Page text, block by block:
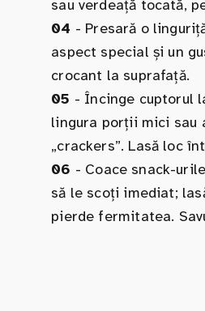
sau verdeață tocată,
04 - Presară o
aspect special și un
crocant la suprafață.
05 - Încinge cuptorul
lingura porții mici sau
„crackers”. Lasă loc
06 - Coace snack-
să le scoți imediat;
pierde fermitatea.